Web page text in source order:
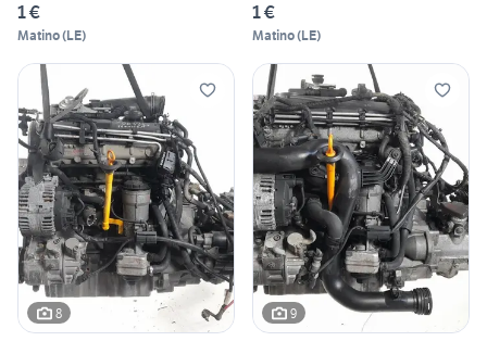
1 €
Matino(LE)
1 €
Matino(LE)
8 9